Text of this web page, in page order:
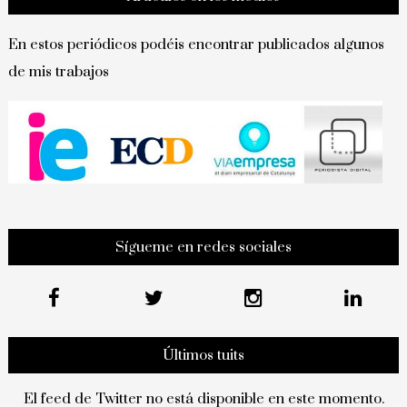
En estos periódicos podéis encontrar publicados algunos
de mis trabajos
Sígueme en redes sociales
Últimos tuits
El feed de Twitter no está disponible en este momento.